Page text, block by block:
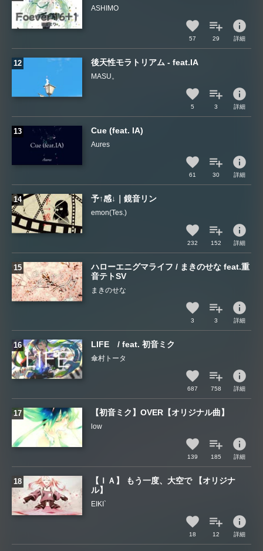
ASHIMO
57 29
info
詳細
後天性モラトリアム - feat.IA
MASU。
5 3
info
詳細
Cue (feat. IA)
Aures
61 30
info
詳細
予↑感↓｜鏡音リン
emon(Tes.)
232 152
info
詳細
ハローエニグマライフ / まきのせな feat.重
音テトSV
まきのせな
3 3
info
詳細
LIFE / feat. 初音ミク
傘村トータ
687 758
info
詳細
【初音ミク】OVER【オリジナル曲】
low
139 185
info
詳細
【ＩＡ】 もう一度、大空で 【オリジナ
ル】
EIKI`
18 12
info
詳細